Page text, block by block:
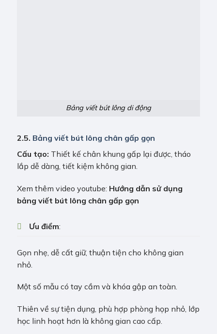
Bảng viết bút lông di động
2.5. Bảng viết bút lông chân gấp gọn
Cấu tạo: Thiết kế chân khung gấp lại được, tháo
lắp dễ dàng, tiết kiệm không gian.
Xem thêm video youtube: Hướng dẫn sử dụng
bảng viết bút lông chân gấp gọn
Ưu điểm:
Gọn nhẹ, dễ cất giữ, thuận tiện cho không gian
nhỏ.
Một số mẫu có tay cầm và khóa gập an toàn.
Thiên về sự tiện dụng, phù hợp phòng họp nhỏ, lớp
học linh hoạt hơn là không gian cao cấp.